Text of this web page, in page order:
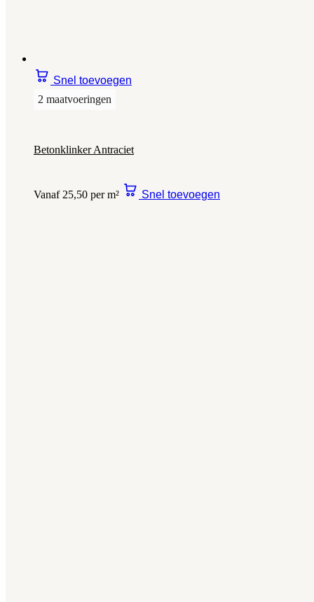
Snel toevoegen
2 maatvoeringen
Betonklinker Antraciet
Vanaf 25,50 per m² Snel toevoegen